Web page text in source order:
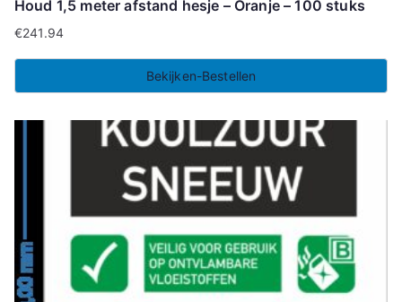
Houd 1,5 meter afstand hesje – Oranje – 100 stuks
€241.94
Bekijken-Bestellen